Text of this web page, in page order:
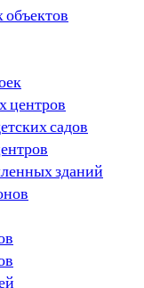
объектов
центров
садов
зданий